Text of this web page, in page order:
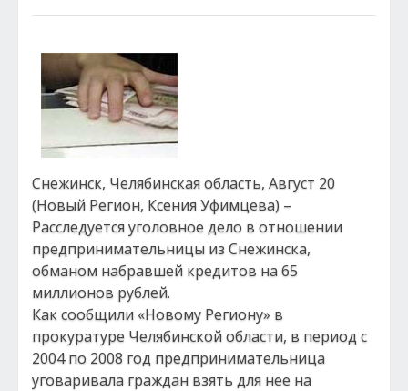
Снежинск, Челябинская область, Август 20
(Новый Регион, Ксения Уфимцева) –
Расследуется уголовное дело в отношении
предпринимательницы из Снежинска,
обманом набравшей кредитов на 65
миллионов рублей.
Как сообщили «Новому Региону» в
прокуратуре Челябинской области, в период с
2004 по 2008 год предпринимательница
уговаривала граждан взять для нее на